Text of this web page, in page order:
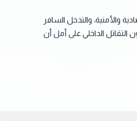
والأمنية، والتدخل السافر
التقاتل الداخلي على أمل أن